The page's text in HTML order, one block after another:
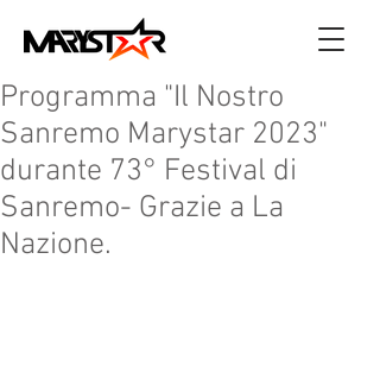
Programma "Il Nostro
Sanremo Marystar 2023"
durante 73° Festival di
Sanremo- Grazie a La
Nazione.